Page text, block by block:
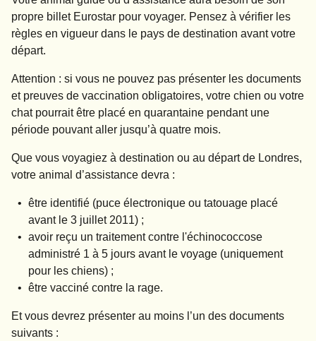
propre billet Eurostar pour voyager. Pensez à vérifier les
règles en vigueur dans le pays de destination avant votre
départ.
Attention : si vous ne pouvez pas présenter les documents
et preuves de vaccination obligatoires, votre chien ou votre
chat pourrait être placé en quarantaine pendant une
période pouvant aller jusqu’à quatre mois.
Que vous voyagiez à destination ou au départ de Londres,
votre animal d’assistance devra :
être identifié (puce électronique ou tatouage placé
avant le 3 juillet 2011) ;
avoir reçu un traitement contre l'échinococcose
administré 1 à 5 jours avant le voyage (uniquement
pour les chiens) ;
être vacciné contre la rage.
Et vous devrez présenter au moins l’un des documents
suivants :